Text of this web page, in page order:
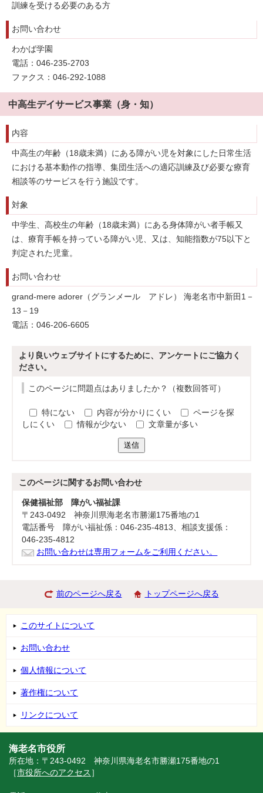
訓練を受ける必要のある方
お問い合わせ
わかば学園
電話：046-235-2703
ファクス：046-292-1088
中高生デイサービス事業（身・知）
内容
中高生の年齢（18歳未満）にある障がい児を対象にした日常生活
における基本動作の指導、集団生活への適応訓練及び必要な療育
相談等のサービスを行う施設です。
対象
中学生、高校生の年齢（18歳未満）にある身体障がい者手帳又
は、療育手帳を持っている障がい児、又は、知能指数が75以下と
判定された児童。
お問い合わせ
grand-mere adorer（グランメール アドレ） 海老名市中新田1－
13－19
電話：046-206-6605
より良いウェブサイトにするために、アンケートにご協力く
ださい。
このページに問題点はありましたか？（複数回答可）
特にない 内容が分かりにくい
ページを探
しにくい
情報が少ない 文章量が多い
送信
このページに関するお問い合わせ
保健福祉部 障がい福祉課
〒243-0492 神奈川県海老名市勝瀬175番地の1
電話番号 障がい福祉係：046-235-4813、相談支援係：
046-235-4812
お問い合わせは専用フォームをご利用ください。
前のページへ戻る トップページへ戻る
このサイトについて
お問い合わせ
個人情報について
著作権について
リンクについて
海老名市役所
所在地：〒243-0492 神奈川県海老名市勝瀬175番地の1
［市役所へのアクセス ］